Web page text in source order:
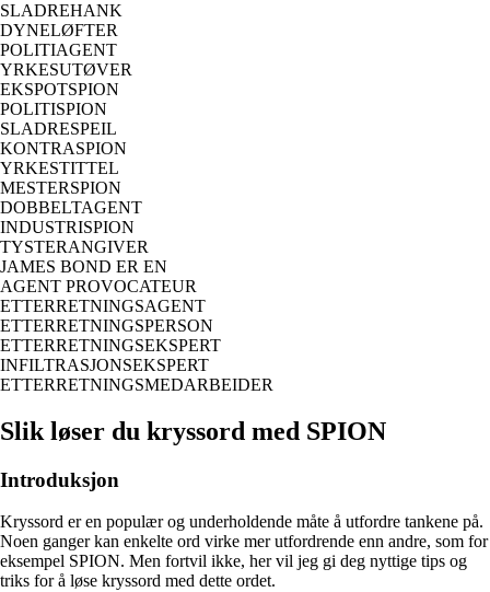
SLADREHANK
DYNELØFTER
POLITIAGENT
YRKESUTØVER
EKSPOTSPION
POLITISPION
SLADRESPEIL
KONTRASPION
YRKESTITTEL
MESTERSPION
DOBBELTAGENT
INDUSTRISPION
TYSTERANGIVER
JAMES BOND ER EN
AGENT PROVOCATEUR
ETTERRETNINGSAGENT
ETTERRETNINGSPERSON
ETTERRETNINGSEKSPERT
INFILTRASJONSEKSPERT
ETTERRETNINGSMEDARBEIDER
Slik løser du kryssord med SPION
Introduksjon
Kryssord er en populær og underholdende måte å utfordre tankene på.
Noen ganger kan enkelte ord virke mer utfordrende enn andre, som for
eksempel SPION. Men fortvil ikke, her vil jeg gi deg nyttige tips og
triks for å løse kryssord med dette ordet.